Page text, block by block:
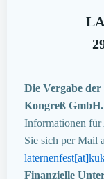
Die Vergabe
Kongreß GmbH.
Informationen für
Sie sich per Mail
Finanzielle